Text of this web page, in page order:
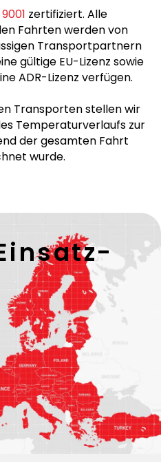
9001zertifiziert. Alle
Transportpartnern
gültige EU-Lizenz sowie
ADR-Lizenz verfügen.